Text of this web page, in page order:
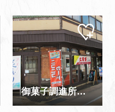
をはじめ豊富な種類の銘菓
や、石川の地酒、工芸品な
どを多彩に取り揃えており
ます。※新型コロナウイル
ス感染症拡大防止のため
2020年4月20日～当面の
間、臨時休業しておりま
す。営業再開につ…
御菓子調進所 山海堂
マイ
ペー
ジに
追加